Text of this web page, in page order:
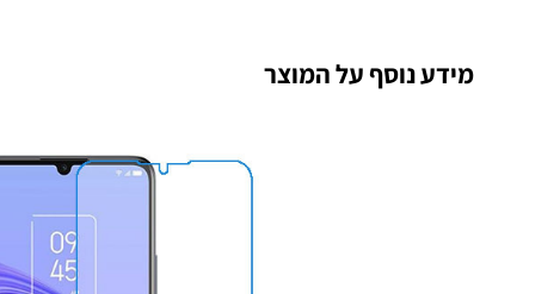
מידע נוסף על המוצר